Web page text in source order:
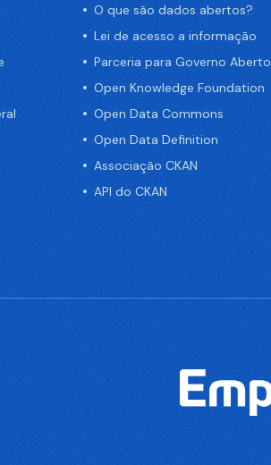
O que são dados abertos?
Lei de acesso a informação
Parceria para Governo Aberto
Open Knowledge Foundation
Open Data Commons
Open Data Definition
Associação CKAN
API do CKAN